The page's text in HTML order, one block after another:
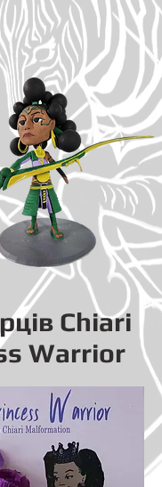
Chiari
Warrior